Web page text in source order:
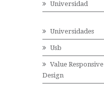
Universidad
Universidades
Usb
Value Responsive
Design